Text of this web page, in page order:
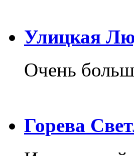
Улицкая
Очень
Горева